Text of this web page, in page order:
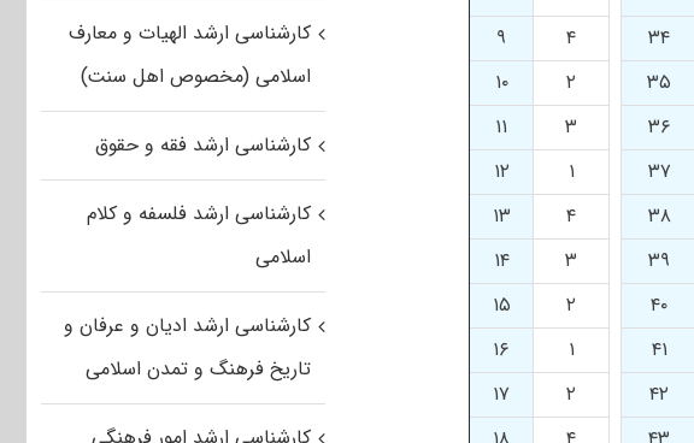
۳۴ ۴
۹
۳۵ ۲
۱۰
۳۶ ۳
۱۱
۳۷ ۱
۱۲
۳۸ ۴
۱۳
۳۹ ۳
۱۴
۴۰ ۲
۱۵
۴۱ ۱
۱۶
۴۲ ۲
۱۷
کارشناسی ارشد الهیات و معارف
اسلامی (مخصوص اهل سنت)
کارشناسی ارشد فقه و حقوق
کارشناسی ارشد فلسفه و کلام
اسلامی
کارشناسی ارشد ادیان و عرفان و
تاریخ فرهنگ و تمدن اسلامی